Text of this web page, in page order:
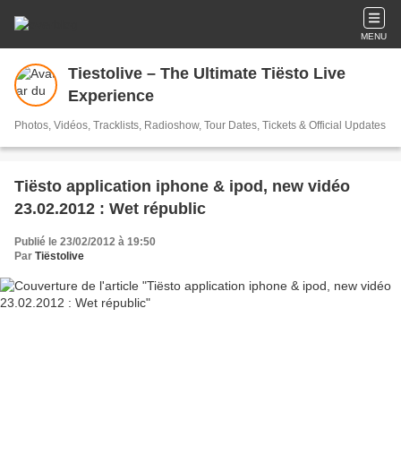
MENU
Tiestolive – The Ultimate Tiësto Live
Experience
Photos, Vidéos, Tracklists, Radioshow, Tour Dates, Tickets & Official Updates
Tiësto application iphone & ipod, new vidéo
23.02.2012 : Wet républic
Publié le 23/02/2012 à 19:50
Par Tiëstolive